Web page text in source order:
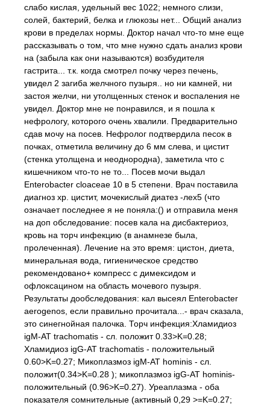
слабо кислая, удельный вес 1022; немного слизи,
солей, бактерий, белка и глюкозы нет... Общий анализ
крови в пределах нормы. Доктор начал что-то мне еще
рассказывать о том, что мне нужно сдать анализ крови
на (забыла как они называются) возбудителя
гастрита... т.к. когда смотрел почку через печень,
увидел 2 загиба желчного пузыря.. но ни камней, ни
застоя желчи, ни утолщенных стенок и воспаления не
увидел. Доктор мне не понравился, и я пошла к
нефрологу, которого очень хвалили. Предварительно
сдав мочу на посев. Нефролог подтвердила песок в
почках, отметила величину до 6 мм слева, и цистит
(стенка утолщена и неоднородна), заметила что с
кишечником что-то не то... Посев мочи выдал
Enterobacter cloaceae 10 в 5 степени. Врач поставила
диагноз хр. цистит, мочекислый диатез -лех5 (что
означает последнее я не поняла:() и отправила меня
на доп обследование: посев кала на дисбактериоз,
кровь на торч инфекцию (в анамнезе была,
пролеченная). Лечение на это время: цистон, диета,
минеральная вода, гигиеническое средство
рекомендовано+ компресс с димексидом и
офлоксацином на область мочевого пузыря.
Результаты дообследования: кал высеял Enterobacter
aerogenos, если правильно прочитала...- врач сказала,
это синегнойная палочка. Торч инфекция:Хламидиоз
igM-AT trachomatis - сл. положит 0.33>K=0.28;
Хламидиоз igG-AT trachomatis - положительный
0.60>K=0.27; Микоплазмоз igM-AT hominis - сл.
положит(0.34>K=0.28 ); микоплазмоз igG-AT hominis-
положительный (0.96>K=0.27). Уреаплазма - оба
показателя сомнительные (активный 0,29 >=K=0.27;